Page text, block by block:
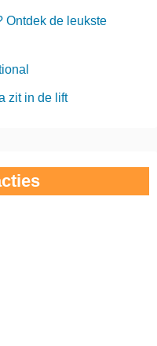
Ontdek de leukste
zit in de lift